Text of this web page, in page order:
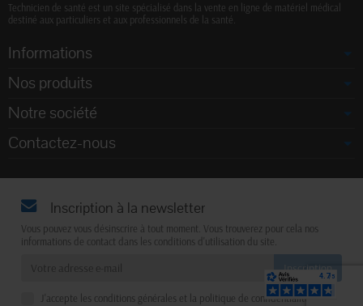
Technicien de santé est un site spécialisé dans la vente en ligne de matériel médical
destiné aux particuliers et aux professionnels de la santé.
Informations
Nos produits
Notre société
Contactez-nous
Inscription à la newsletter
Vous pouvez vous désinscrire à tout moment. Vous trouverez pour cela nos
informations de contact dans les conditions d'utilisation du site.
J'accepte les conditions générales et la politique de confidentialité